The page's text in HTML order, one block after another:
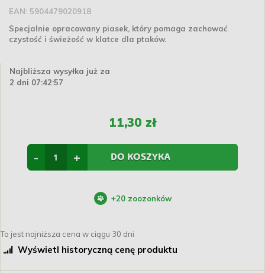
EAN: 5904479020918
Specjalnie opracowany piasek, który pomaga zachować
czystość i świeżość w klatce dla ptaków.
Najbliższa wysyłka już za
2 dni 07:42:56
11,30 zł
+
- DO KOSZYKA
+20 zoozonków
To jest najniższa cena w ciągu 30 dni
Wyświetl historyczną cenę produktu